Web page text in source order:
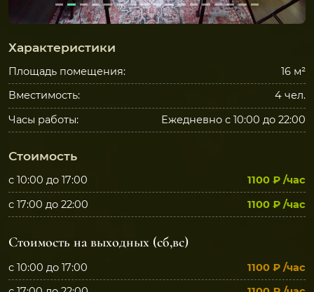
Характеристики
Площадь помещения:
16 м²
Вместимость:
4 чел.
Часы работы:
Ежедневно с 10:00 до 22:00
Стоимость
с 10:00 до 17:00 1100 ₽ /час
с 17:00 до 22:00
1100 ₽ /час
Стоимость на выходных (сб,вс)
с 10:00 до 17:00 1100 ₽ /час